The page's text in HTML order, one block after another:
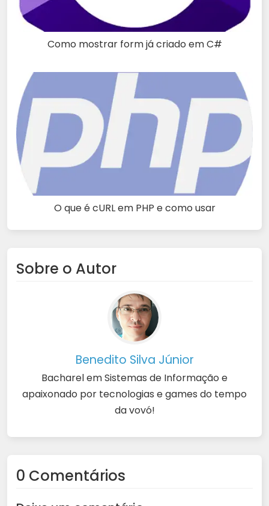
Como mostrar form já criado em C#
O que é cURL em PHP e como usar
Sobre o Autor
Benedito Silva Júnior
Bacharel em Sistemas de Informação e
apaixonado por tecnologias e games do tempo
da vovó!
0 Comentários